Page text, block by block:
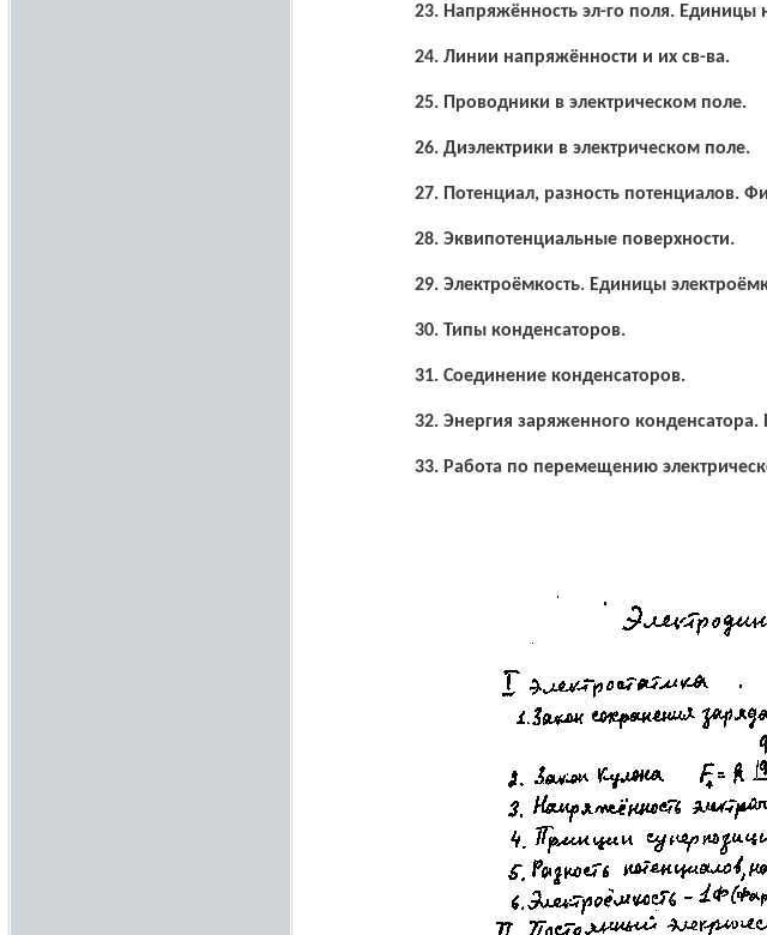
23. Напряжённость эл-го поля. Единицы
24. Линии напряжённости и их св-ва.
25. Проводники в электрическом поле.
26. Диэлектрики в электрическом поле.
27. Потенциал, разность потенциалов.
28. Эквипотенциальные поверхности.
29. Электроёмкость. Единицы
30. Типы конденсаторов.
31. Соединение конденсаторов.
32. Энергия заряженного
33. Работа по перемещению